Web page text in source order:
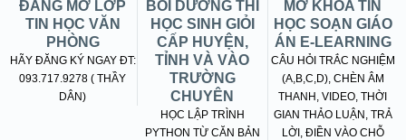
ĐANG MỞ LỚP
TIN HỌC VĂN
PHÒNG
HÃY ĐĂNG KÝ NGAY ĐT:
093.717.9278 ( THẦY
DÂN)
BỒI DƯỠNG THI
HỌC SINH GIỎI
CẤP HUYỆN,
TỈNH VÀ VÀO
TRƯỜNG
CHUYÊN
HỌC LẬP TRÌNH
PYTHON TỪ CĂN BẢN
MỞ KHÓA TIN
HỌC SOẠN GIÁO
ÁN E-LEARNING
CÂU HỎI TRẮC NGHIỆM
(A,B,C,D), CHÈN ÂM
THANH, VIDEO, THỜI
GIAN THẢO LUẬN, TRẢ
LỜI, ĐIỀN VÀO CHỖ